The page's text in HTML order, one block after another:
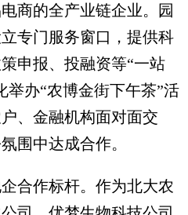
商的全产业链企业。园
专门服务窗口，提供科
申报、投融资等“一站
举办“农博金街下午茶”活
、金融机构面对面交
围中达成合作。
作标杆。作为北大农